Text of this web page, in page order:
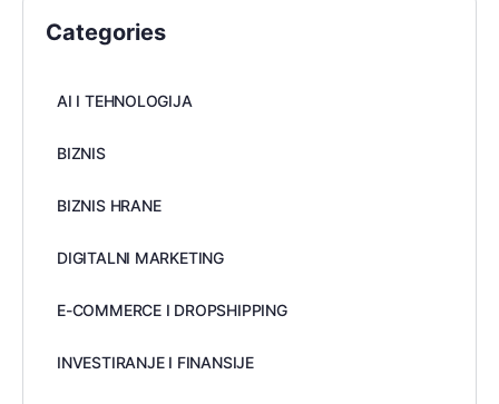
Categories
AI I TEHNOLOGIJA
BIZNIS
BIZNIS HRANE
DIGITALNI MARKETING
E-COMMERCE I DROPSHIPPING
INVESTIRANJE I FINANSIJE